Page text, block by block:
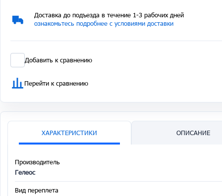
Доставка до подъезда в течение 1-3 рабочих дней
ознакомьтесь подробнее с условиями доставки
Добавить к сравнению
Перейти к сравнению
ХАРАКТЕРИСТИКИ ОПИСАНИЕ
Производитель
Гелеос
Вид переплета